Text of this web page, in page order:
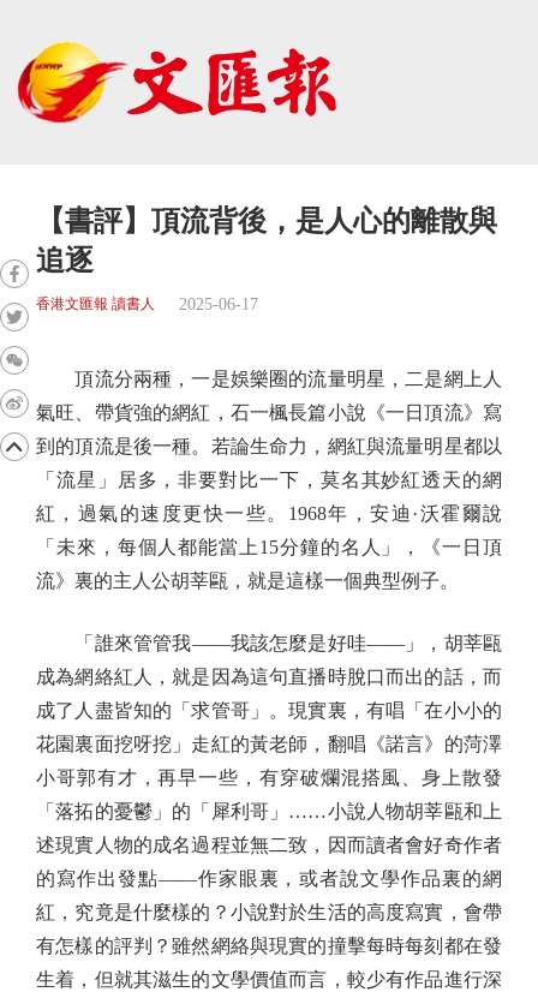
【書評】頂流背後，是人心的離散與
追逐
香港文匯報 讀書人 2025-06-17
頂流分兩種，一是娛樂圈的流量明星，二是網上人
氣旺、帶貨強的網紅，石一楓長篇小說《一日頂流》寫
到的頂流是後一種。若論生命力，網紅與流量明星都以
「流星」居多，非要對比一下，莫名其妙紅透天的網
紅，過氣的速度更快一些。1968年，安迪·沃霍爾說
「未來，每個人都能當上15分鐘的名人」，《一日頂
流》裏的主人公胡莘甌，就是這樣一個典型例子。
「誰來管管我——我該怎麼是好哇——」，胡莘甌
成為網絡紅人，就是因為這句直播時脫口而出的話，而
成了人盡皆知的「求管哥」。現實裏，有唱「在小小的
花園裏面挖呀挖」走紅的黃老師，翻唱《諾言》的菏澤
小哥郭有才，再早一些，有穿破爛混搭風、身上散發
「落拓的憂鬱」的「犀利哥」……小說人物胡莘甌和上
述現實人物的成名過程並無二致，因而讀者會好奇作者
的寫作出發點——作家眼裏，或者說文學作品裏的網
紅，究竟是什麼樣的？小說對於生活的高度寫實，會帶
有怎樣的評判？雖然網絡與現實的撞擊每時每刻都在發
生着，但就其滋生的文學價值而言，較少有作品進行深